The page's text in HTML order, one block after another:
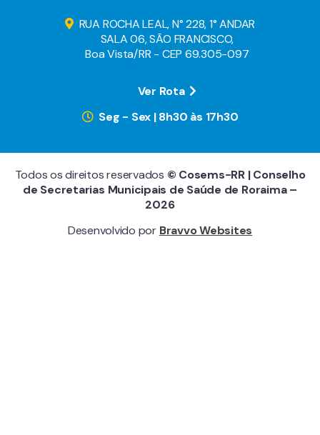
RUA ROCHA LEAL, N° 228, 1° ANDAR
SALA 06, SÃO FRANCISCO,
Boa Vista/RR - CEP 69.305-097
Ver Rota
Seg - Sex | 8h30 às 17h30
Todos os direitos reservados © Cosems-RR | Conselho
de Secretarias Municipais de Saúde de Roraima –
2026
Desenvolvido por Bravvo Websites